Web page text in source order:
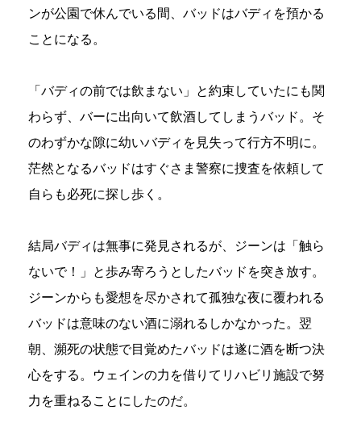
ンが公園で休んでいる間、バッドはバディを預かる
ことになる。
「バディの前では飲まない」と約束していたにも関
わらず、バーに出向いて飲酒してしまうバッド。そ
のわずかな隙に幼いバディを見失って行方不明に。
茫然となるバッドはすぐさま警察に捜査を依頼して
自らも必死に探し歩く。
結局バディは無事に発見されるが、ジーンは「触ら
ないで！」と歩み寄ろうとしたバッドを突き放す。
ジーンからも愛想を尽かされて孤独な夜に覆われる
バッドは意味のない酒に溺れるしかなかった。翌
朝、瀕死の状態で目覚めたバッドは遂に酒を断つ決
心をする。ウェインの力を借りてリハビリ施設で努
力を重ねることにしたのだ。